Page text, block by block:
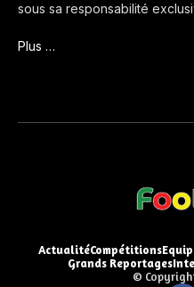
sous sa responsabilité
Plus …
ActualitéCompétitions
Grands Reportages
©